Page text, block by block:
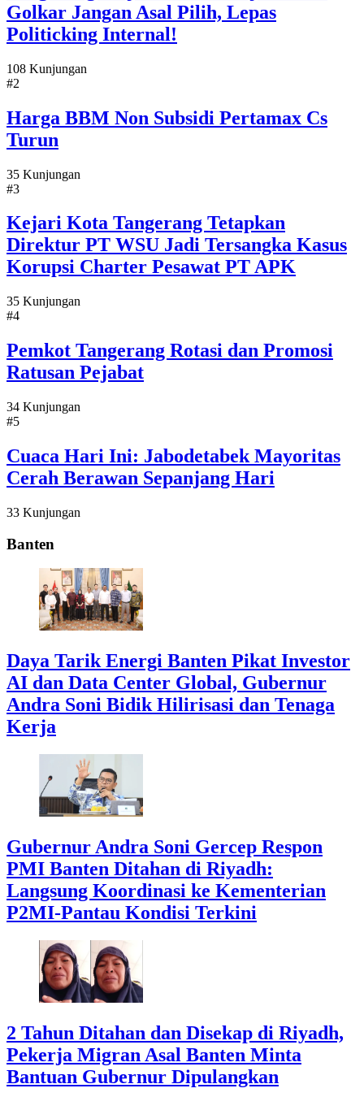
Golkar Jangan Asal Pilih, Lepas
Politicking Internal!
108 Kunjungan
#2
Harga BBM Non Subsidi Pertamax Cs
Turun
35 Kunjungan
#3
Kejari Kota Tangerang Tetapkan
Direktur PT WSU Jadi Tersangka Kasus
Korupsi Charter Pesawat PT APK
35 Kunjungan
#4
Pemkot Tangerang Rotasi dan Promosi
Ratusan Pejabat
34 Kunjungan
#5
Cuaca Hari Ini: Jabodetabek Mayoritas
Cerah Berawan Sepanjang Hari
33 Kunjungan
Banten
Daya Tarik Energi Banten Pikat Investor
AI dan Data Center Global, Gubernur
Andra Soni Bidik Hilirisasi dan Tenaga
Kerja
Gubernur Andra Soni Gercep Respon
PMI Banten Ditahan di Riyadh:
Langsung Koordinasi ke Kementerian
P2MI-Pantau Kondisi Terkini
2 Tahun Ditahan dan Disekap di Riyadh,
Pekerja Migran Asal Banten Minta
Bantuan Gubernur Dipulangkan